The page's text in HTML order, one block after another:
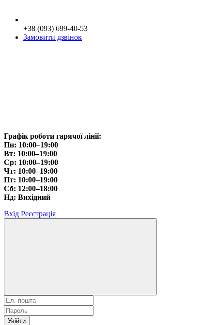
+38 (093) 699-40-53
Замовити дзвінок
Графік роботи гарячої лінії:
Пн: 10:00–19:00
Вт: 10:00–19:00
Ср: 10:00–19:00
Чт: 10:00–19:00
Пт: 10:00–19:00
Сб: 12:00–18:00
Нд: Вихідний
Вхід Реєстрація
Увійти